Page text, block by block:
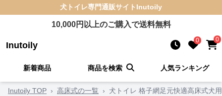
犬トイレ専門通販サイト Inutoily
10,000円以上のご購入で送料無料
Inutoily 0 0
新着商品 商品を検索 人気ランキング
Inutoily TOP › 高床式の一覧 › 犬トイレ 格子網足元快適高床式犬